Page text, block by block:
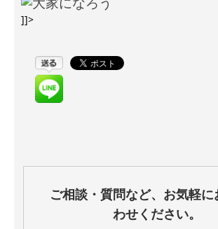
]]>
ご相談・質問など、お気軽
わせください。